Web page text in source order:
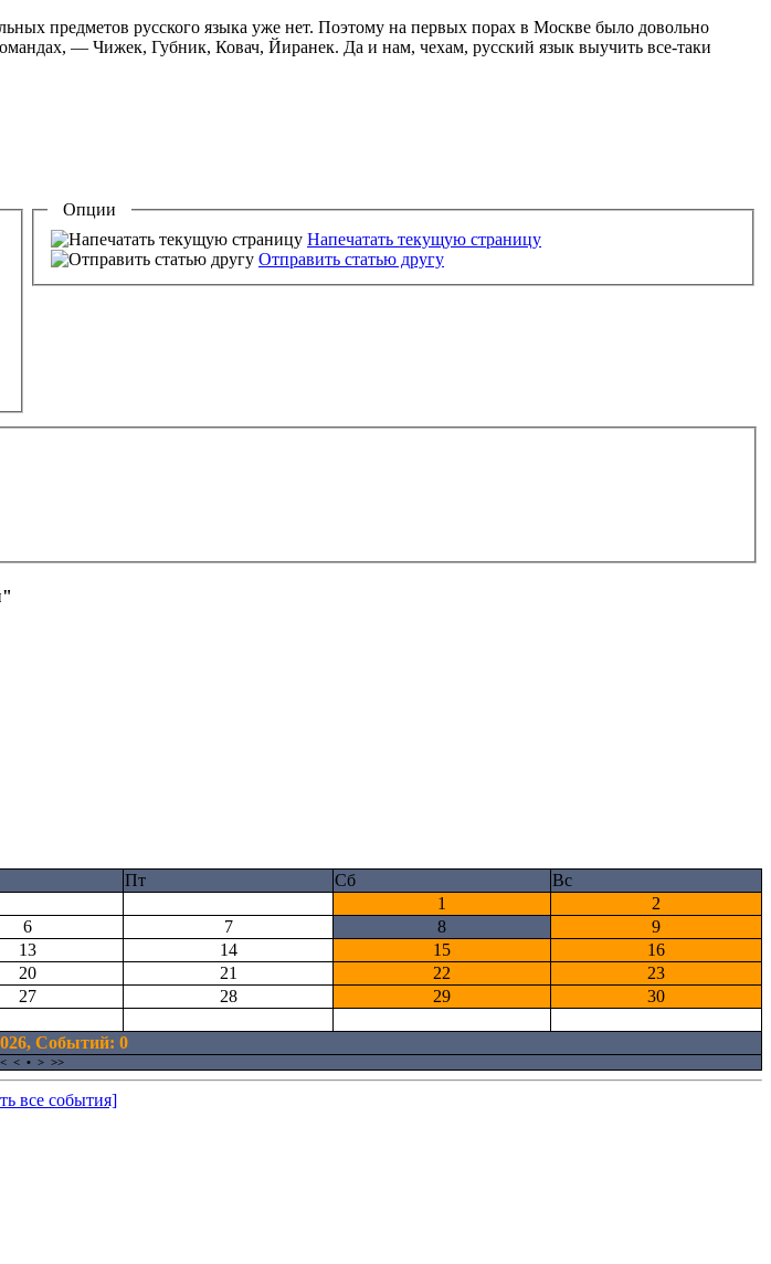
предметов русского языка уже нет. Поэтому на первых порах в Москве было довольно
— Чижек, Губник, Ковач, Йиранек. Да и нам, чехам, русский язык выучить все-таки
Опции
Напечатать текущую страницу
Отправить статью другу
Пт Сб
Вс
1
2
6 7 8
9
13 14 15
16
20 21 22
23
27 28 29
30
Cобытий: 0
< • > >>
все события]